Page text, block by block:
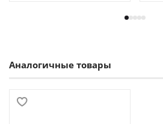
Аналогичные товары